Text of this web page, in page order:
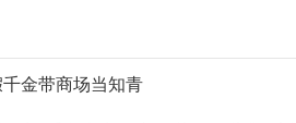
金带商场当知青